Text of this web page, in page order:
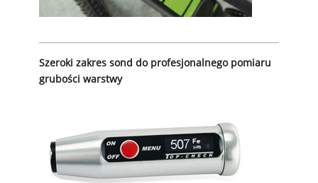
Szeroki zakres sond do profesjonalnego pomiaru
grubości warstwy